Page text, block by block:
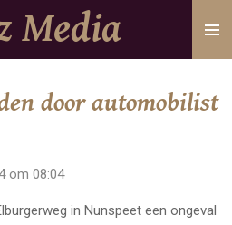
Media
door automobilist
om 08:04
in Nunspeet een ongeval